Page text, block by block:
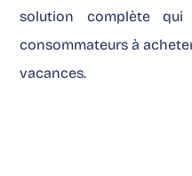
solution complète
consommateurs à
vacances.